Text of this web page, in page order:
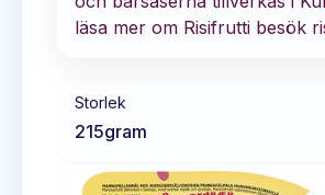
läsa mer om Risifrutti besök
Storlek
215gram